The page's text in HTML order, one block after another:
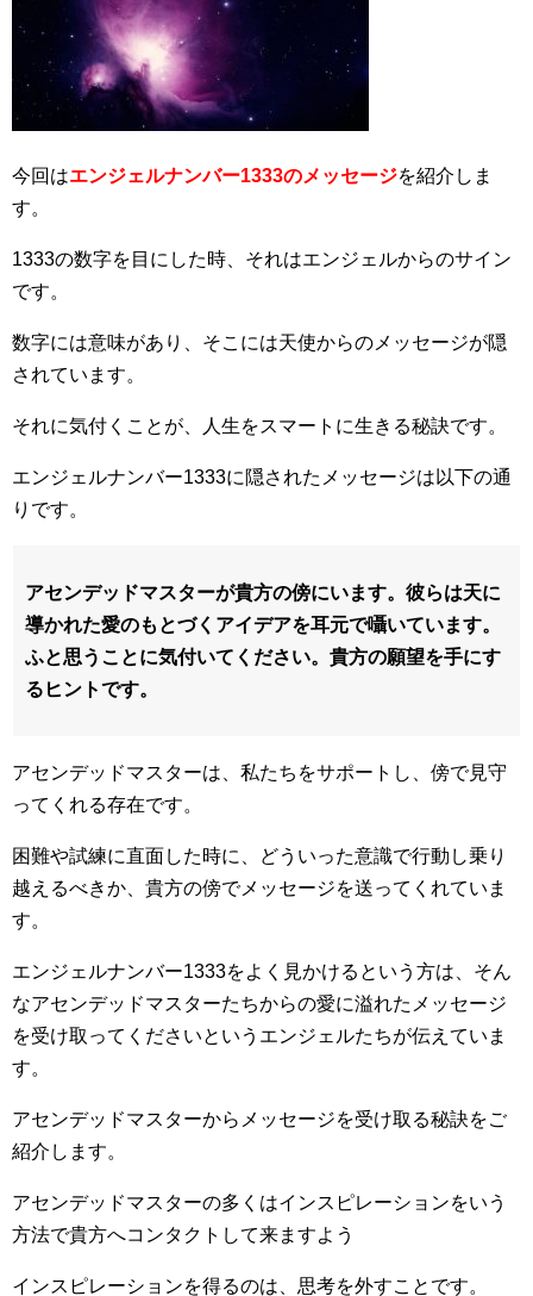
今回はエンジェルナンバー1333のメッセージを紹介しま
す。
1333の数字を目にした時、それはエンジェルからのサイン
です。
数字には意味があり、そこには天使からのメッセージが隠
されています。
それに気付くことが、人生をスマートに生きる秘訣です。
エンジェルナンバー1333に隠されたメッセージは以下の通
りです。
アセンデッドマスターが貴方の傍にいます。彼らは天に
導かれた愛のもとづくアイデアを耳元で囁いています。
ふと思うことに気付いてください。貴方の願望を手にす
るヒントです。
アセンデッドマスターは、私たちをサポートし、傍で見守
ってくれる存在です。
困難や試練に直面した時に、どういった意識で行動し乗り
越えるべきか、貴方の傍でメッセージを送ってくれていま
す。
エンジェルナンバー1333をよく見かけるという方は、そん
なアセンデッドマスターたちからの愛に溢れたメッセージ
を受け取ってくださいというエンジェルたちが伝えていま
す。
アセンデッドマスターからメッセージを受け取る秘訣をご
紹介します。
アセンデッドマスターの多くはインスピレーションをいう
方法で貴方へコンタクトして来ますよう
インスピレーションを得るのは、思考を外すことです。